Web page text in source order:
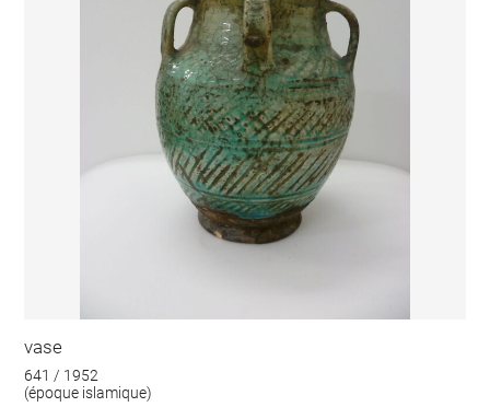
vase
641 / 1952
(époque islamique)